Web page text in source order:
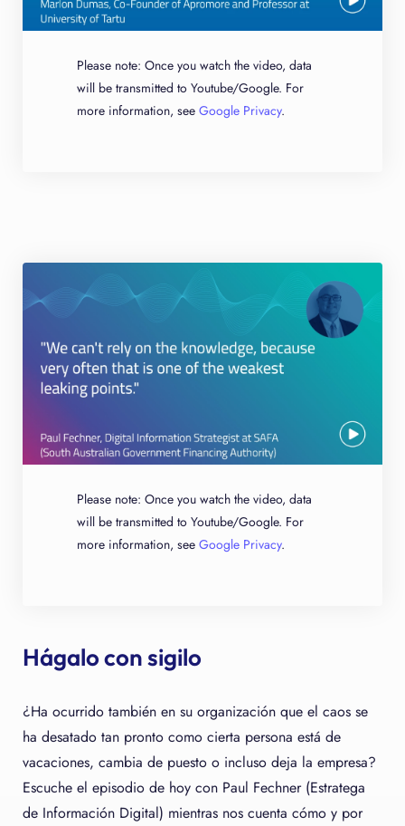
Please note: Once you watch the video, data
will be transmitted to Youtube/Google. For
more information, see Google Privacy.
Please note: Once you watch the video, data
will be transmitted to Youtube/Google. For
more information, see Google Privacy.
Hágalo con sigilo
¿Ha ocurrido también en su organización que el caos se
ha desatado tan pronto como cierta persona está de
vacaciones, cambia de puesto o incluso deja la empresa?
Escuche el episodio de hoy con Paul Fechner (Estratega
de Información Digital) mientras nos cuenta cómo y por